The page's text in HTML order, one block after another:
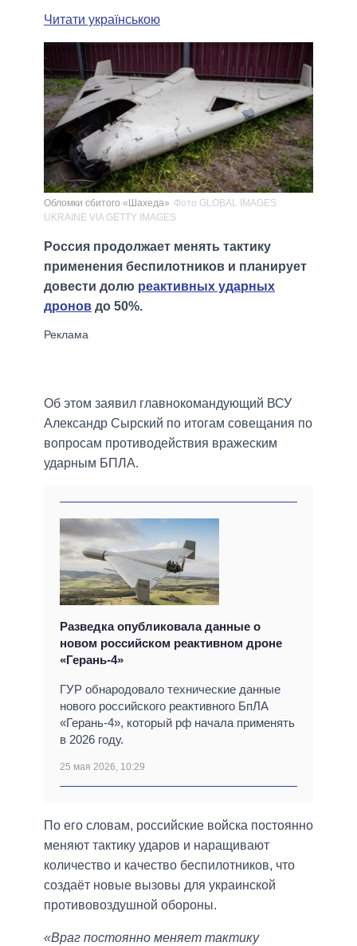
Читати українською
Обломки сбитого «Шахеда» Фото GLOBAL IMAGES
UKRAINE VIA GETTY IMAGES
Россия продолжает менять тактику
применения беспилотников и планирует
довести долю реактивных ударных
дронов до 50%.
Об этом заявил главнокомандующий ВСУ
Александр Сырский по итогам совещания по
вопросам противодействия вражеским
ударным БПЛА.
Разведка опубликовала данные о
новом российском реактивном дроне
«Герань-4»
ГУР обнародовало технические данные
нового российского реактивного БпЛА
«Герань-4», который рф начала применять
в 2026 году.
25 мая 2026, 10:29
По его словам, российские войска постоянно
меняют тактику ударов и наращивают
количество и качество беспилотников, что
создаёт новые вызовы для украинской
противовоздушной обороны.
«Враг постоянно меняет тактику